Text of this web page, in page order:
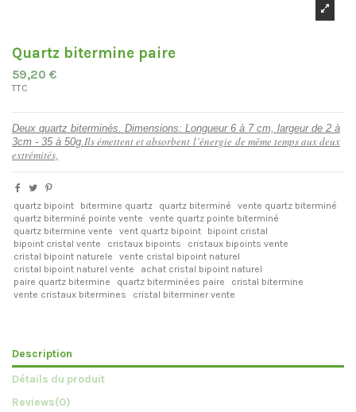
Quartz bitermine paire
59,20 €
TTC
Deux quartz biterminés. Dimensions: Longueur 6 à 7 cm, largeur de 2 à
3cm - 35 à 50g.Ils émettent et absorbent l’énergie de même temps aux deux
extrémités,
quartz bipoint bitermine quartz quartz biterminé
vente quartz biterminé
quartz biterminé pointe vente
vente quartz pointe biterminé
quartz bitermine vente
vent quartz bipoint
bipoint cristal
bipoint cristal vente
cristaux bipoints
cristaux bipoints vente
cristal bipoint naturele
vente cristal bipoint naturel
cristal bipoint naturel vente
achat cristal bipoint naturel
paire quartz bitermine
quartz biterminées paire
cristal bitermine
vente cristaux bitermines
cristal biterminer vente
Description
Détails du produit
Reviews(0)